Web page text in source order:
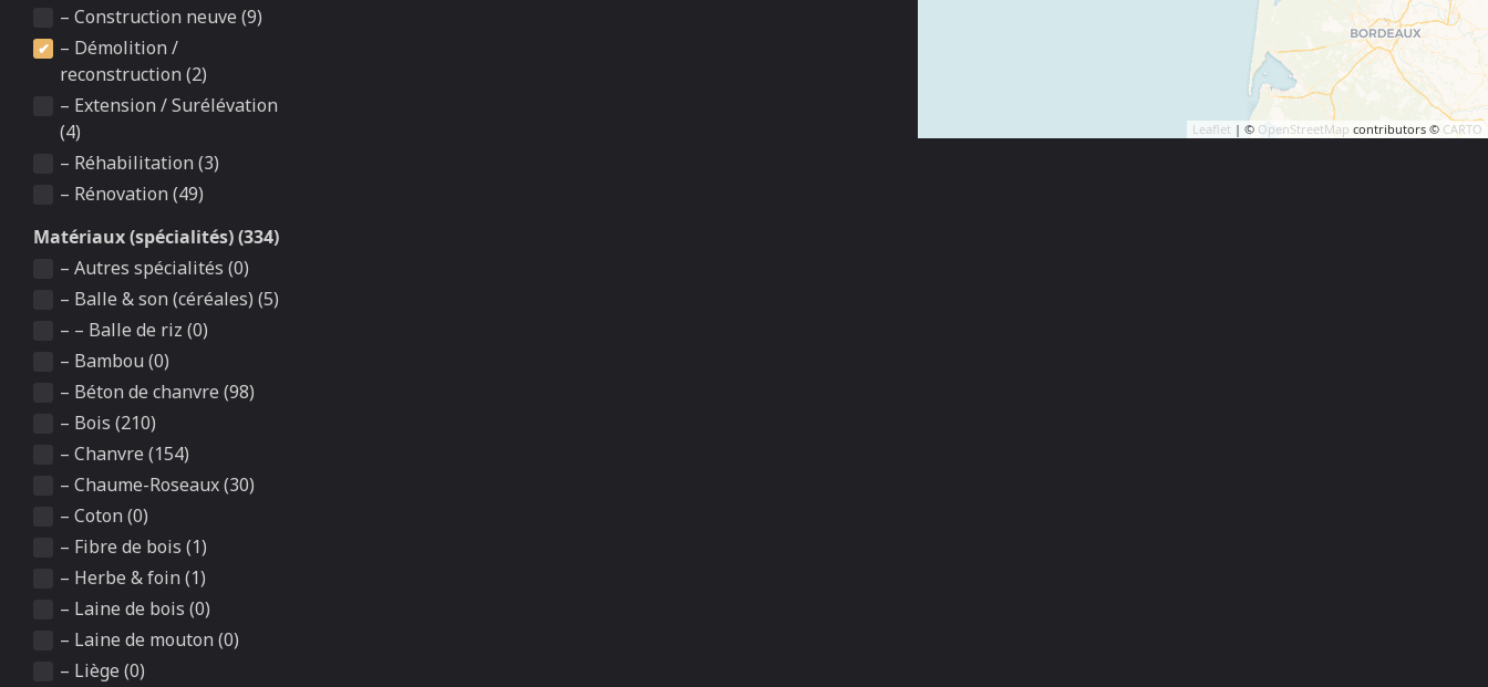
– Construction neuve (9)
– Démolition /
reconstruction (2)
– Extension / Surélévation
(4)
– Réhabilitation (3)
– Rénovation (49)
Matériaux (spécialités) (334)
– Autres spécialités (0)
– Balle & son (céréales) (5)
– – Balle de riz (0)
– Bambou (0)
– Béton de chanvre (98)
– Bois (210)
– Chanvre (154)
– Chaume-Roseaux (30)
– Coton (0)
– Fibre de bois (1)
– Herbe & foin (1)
– Laine de bois (0)
– Laine de mouton (0)
– Liège (0)
Leaflet | © OpenStreetMap contributors © CARTO